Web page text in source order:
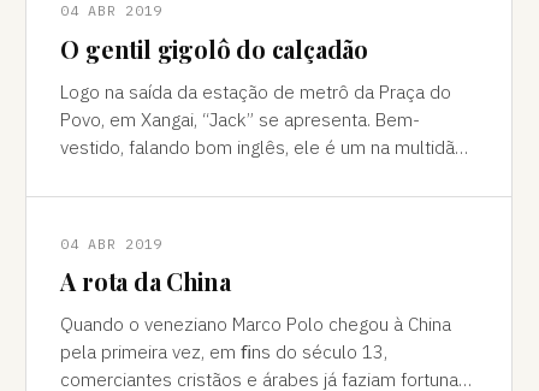
04 ABR 2019
O gentil gigolô do calçadão
Logo na saída da estação de metrô da Praça do
Povo, em Xangai, “Jack” se apresenta. Bem-
vestido, falando bom inglês, ele é um na multidão
04 ABR 2019
A rota da China
Quando o veneziano Marco Polo chegou à China
pela primeira vez, em ﬁns do século 13,
comerciantes cristãos e árabes já faziam fortuna